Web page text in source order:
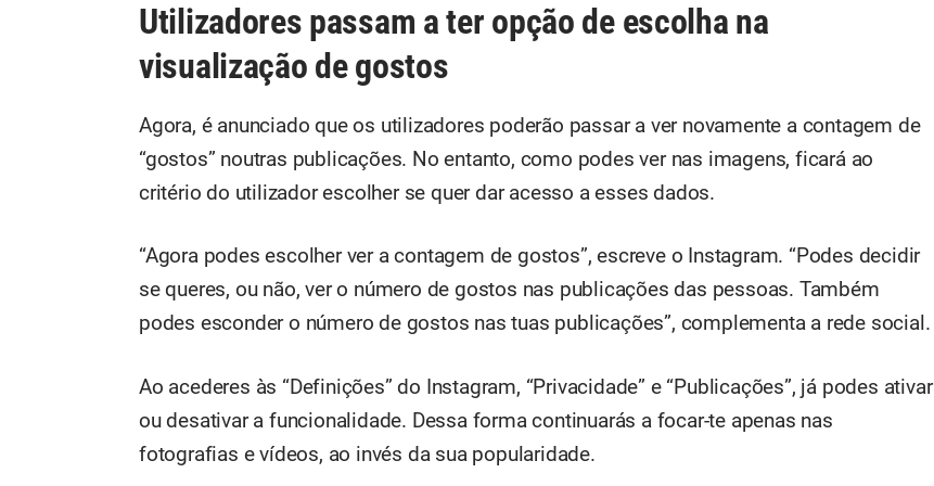
Utilizadores passam a ter opção de escolha na
visualização de gostos
Agora, é anunciado que os utilizadores poderão passar a ver novamente a contagem de
“gostos” noutras publicações. No entanto, como podes ver nas imagens, ficará ao
critério do utilizador escolher se quer dar acesso a esses dados.
“Agora podes escolher ver a contagem de gostos”, escreve o Instagram. “Podes decidir
se queres, ou não, ver o número de gostos nas publicações das pessoas. Também
podes esconder o número de gostos nas tuas publicações”, complementa a rede social.
Ao acederes às “Definições” do Instagram, “Privacidade” e “Publicações”, já podes ativar
ou desativar a funcionalidade. Dessa forma continuarás a focar-te apenas nas
fotografias e vídeos, ao invés da sua popularidade.